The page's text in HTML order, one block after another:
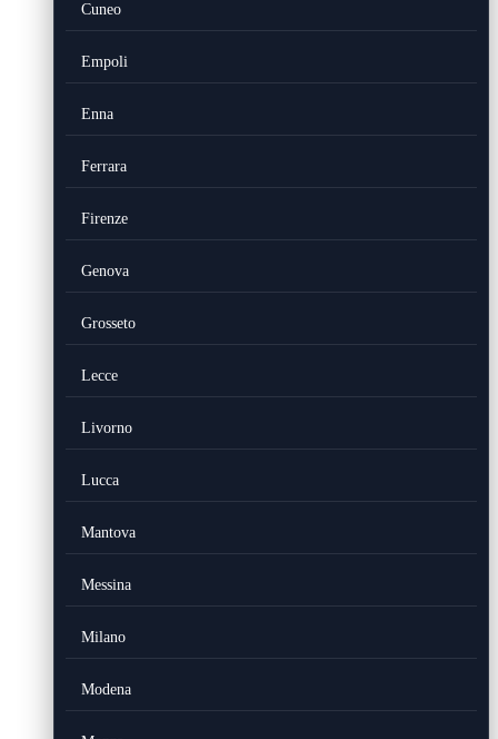
Cuneo
Empoli
Enna
Ferrara
Firenze
Genova
Grosseto
Lecce
Livorno
Lucca
Mantova
Messina
Milano
Modena